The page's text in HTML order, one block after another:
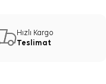
Hızlı Kargo
Teslimat